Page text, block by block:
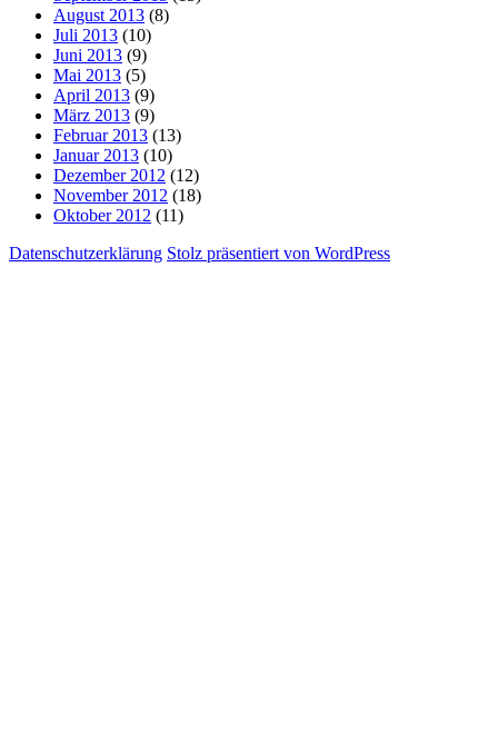
August 2013 (8)
Juli 2013 (10)
Juni 2013 (9)
Mai 2013 (5)
April 2013 (9)
März 2013 (9)
Februar 2013 (13)
Januar 2013 (10)
Dezember 2012 (12)
November 2012 (18)
Oktober 2012 (11)
Datenschutzerklärung Stolz präsentiert von WordPress